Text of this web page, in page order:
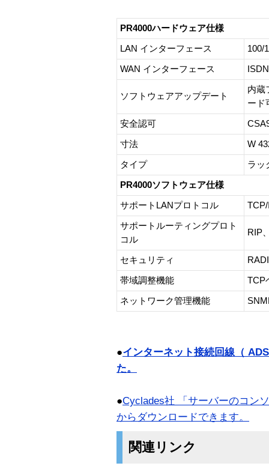
PR4000ハードウェア仕様
LAN インターフェース 100/
WAN インターフェース
ソフトウェアアップデート
内蔵
ード
安全認可
寸法 W
タイプ ラッ
PR4000ソフトウェア仕様
サポートLANプロトコル
サポートルーティングプロト
コル
RIP
セキュリティ
帯域調整機能 TCP
ネットワーク管理機能
●インターネット接続回線（
た。
●Cyclades社 「サーバーのコン
からダウンロードできます。
関連リンク